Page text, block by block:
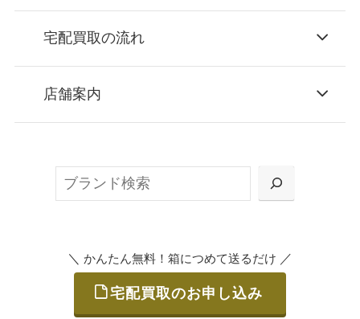
宅配買取の流れ
お申込み
または梱包材不要の「集荷申込」からお選び
ご発送
店舗案内
＼ かんたん無料！箱につめて送るだけ ／
宅配買取のお申し込み